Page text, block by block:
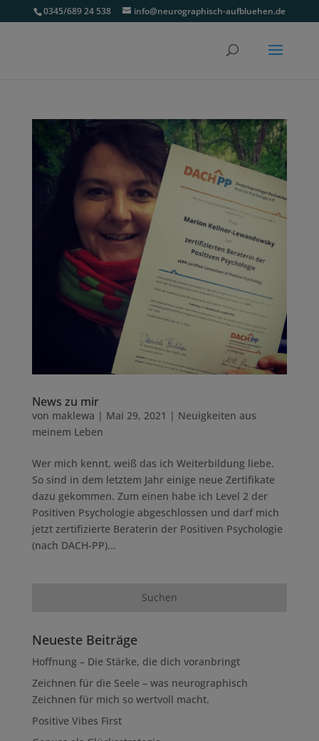
0345/689 24 538 info@neurographisch-aufbluehen.de
News zu mir
von maklewa | Mai 29, 2021 | Neuigkeiten aus
meinem Leben
Wer mich kennt, weiß das ich Weiterbildung liebe.
So sind in dem letztem Jahr einige neue Zertifikate
dazu gekommen. Zum einen habe ich Level 2 der
Positiven Psychologie abgeschlossen und darf mich
jetzt zertifizierte Beraterin der Positiven Psychologie
(nach DACH-PP)...
Neueste Beiträge
Hoffnung – Die Stärke, die dich voranbringt
Zeichnen für die Seele – was neurographisch
Zeichnen für mich so wertvoll macht.
Positive Vibes First